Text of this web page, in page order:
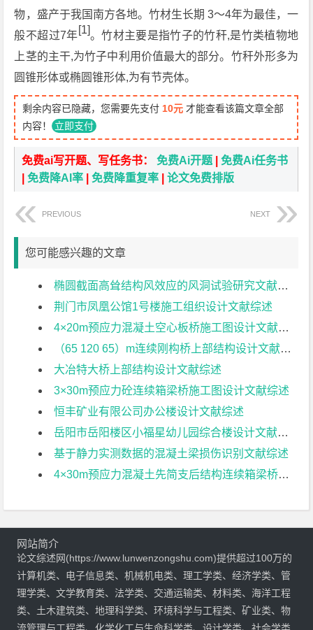
物，盛产于我国南方各地。竹材生长期 3～4年为最佳，一
般不超过7年[1]。竹材主要是指竹子的竹秆,是竹类植物地
上茎的主干,为竹子中利用价值最大的部分。竹秆外形多为
圆锥形体或椭圆锥形体,为有节壳体。
剩余内容已隐藏，您需要先支付 10元 才能查看该篇文章全部
内容！ 立即支付
免费ai写开题、写任务书：免费Ai开题 |免费Ai任务书
|免费降AI率 |免费降重复率 |论文免费排版
PREVIOUS NEXT
您可能感兴趣的文章
椭圆截面高耸结构风效应的风洞试验研究文献综述
荆门市凤凰公馆1号楼施工组织设计文献综述
4×20m预应力混凝土空心板桥施工图设计文献综述
（65 120 65）m连续刚构桥上部结构设计文献综述
大冶特大桥上部结构设计文献综述
3×30m预应力砼连续箱梁桥施工图设计文献综述
恒丰矿业有限公司办公楼设计文献综述
岳阳市岳阳楼区小福星幼儿园综合楼设计文献综述
基于静力实测数据的混凝土梁损伤识别文献综述
4×30m预应力混凝土先简支后结构连续箱梁桥部分结构设计文献综述
网站简介
论文综述网(https://www.lunwenzongshu.com)提供超过100万的
计算机类、电子信息类、机械机电类、理工学类、经济学类、管
理学类、文学教育类、法学类、交通运输类、材料类、海洋工程
类、土木建筑类、地理科学类、环境科学与工程类、矿业类、物